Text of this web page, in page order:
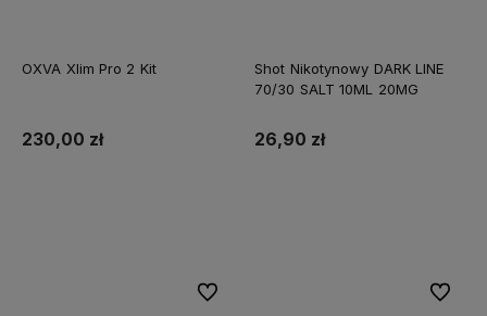
OXVA Xlim Pro 2 Kit
230,00 zł
Shot Nikotynowy DARK LINE
70/30 SALT 10ML 20MG
26,90 zł
Do ulubionych Do